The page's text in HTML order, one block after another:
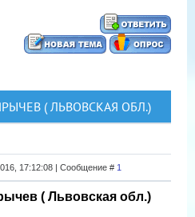
( ЛЬВОВСКАЯ ОБЛ.)
17:12:08 | Сообщение # 1
( Львовская обл.)